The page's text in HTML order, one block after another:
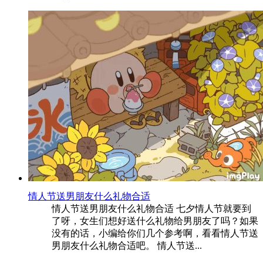
​情人节送男朋友什么礼物合适
情人节送男朋友什么礼物合适 七夕情人节就要到
了呀，女生们想好送什么礼物给男朋友了吗？如果
没有的话，小编给你们几个参考啊，看看情人节送
男朋友什么礼物合适吧。 情人节送...